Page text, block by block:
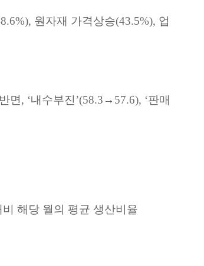
원자재 가격상승(43.5%), 업
반면 , ‘내수부진’(58.3→57.6), ‘판매
해당 월의 평균 생산비율